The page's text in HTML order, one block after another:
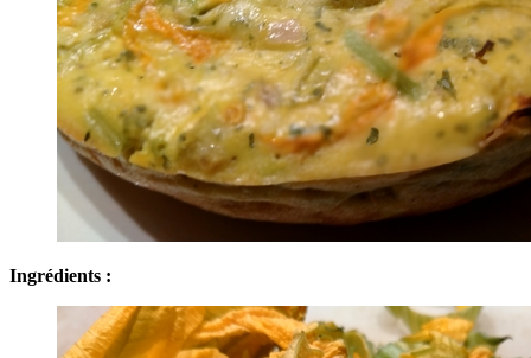
Ingrédients :